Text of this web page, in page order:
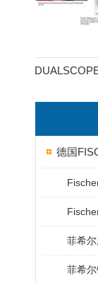
菲希
菲希